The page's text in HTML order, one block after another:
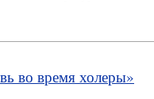
во время холеры»